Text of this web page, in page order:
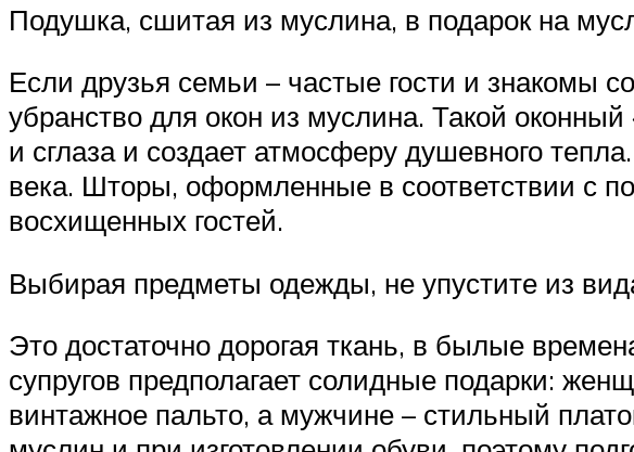
Подушка, сшитая из муслина, в подарок на
Если друзья семьи – частые гости и знакомы
убранство для окон из муслина. Такой
и сглаза и создает атмосферу душевного
века. Шторы, оформленные в соответствии с
восхищенных гостей.
Выбирая предметы одежды, не упустите из
Это достаточно дорогая ткань, в былые
супругов предполагает солидные подарки:
винтажное пальто, а мужчине – стильный